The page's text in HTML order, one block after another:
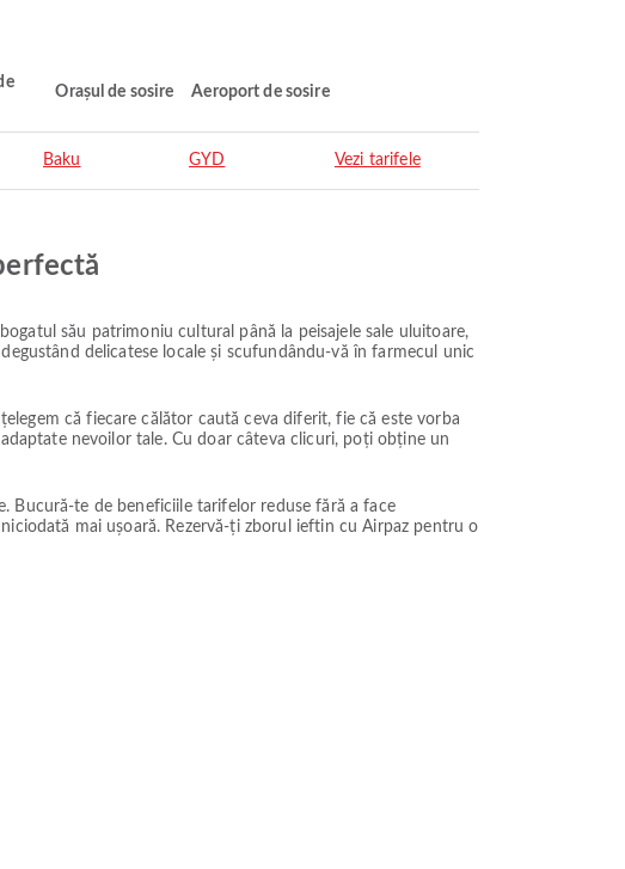
Orașul de sosire Aeroport de sosire
Baku GYD Vezi tarifele
său patrimoniu cultural până la peisajele sale uluitoare,
delicatese locale și scufundându-vă în farmecul unic
că fiecare călător caută ceva diferit, fie că este vorba
nevoilor tale. Cu doar câteva clicuri, poți obține un
Bucură-te de beneficiile tarifelor reduse fără a face
mai ușoară. Rezervă-ți zborul ieftin cu Airpaz pentru o